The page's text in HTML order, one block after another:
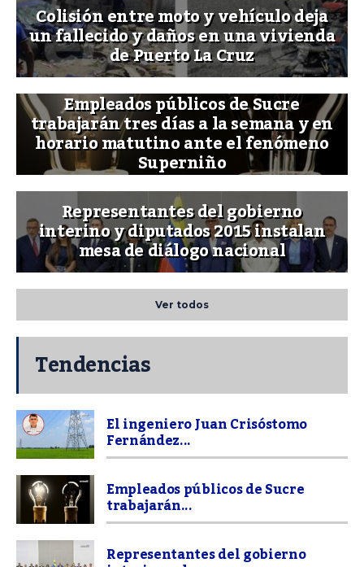
Colisión entre moto y vehículo deja
un fallecido y daños en una vivienda
de Puerto La Cruz
Empleados públicos de Sucre
trabajarán tres días a la semana y en
horario matutino ante el fenómeno
Superniño
Representantes del gobierno
interino y diputados 2015 instalan
mesa de diálogo nacional
Ver todos
Tendencias
El ingeniero Juan Crisóstomo
Fernández...
Empleados públicos de Sucre
trabajarán...
Representantes del gobierno